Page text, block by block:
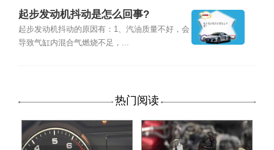
起步发动机抖动是怎么回事?
起步发动机抖动的原因有：1、汽油质量不好，会
导致气缸内混合气燃烧不足，...
热门阅读